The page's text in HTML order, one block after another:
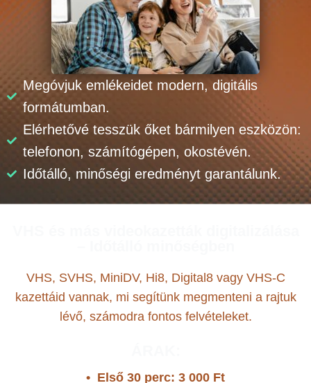
Megóvjuk emlékeidet modern, digitális
formátumban.
Elérhetővé tesszük őket bármilyen eszközön:
telefonon, számítógépen, okostévén.
Időtálló, minőségi eredményt garantálunk.
VHS, SVHS, MiniDV, Hi8, Digital8 vagy VHS-C
kazettáid vannak, mi segítünk megmenteni a rajtuk
lévő, számodra fontos felvételeket.
• Első 30 perc: 3 000 Ft